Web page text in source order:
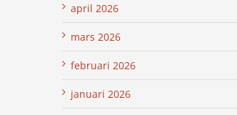
april 2026
mars 2026
februari 2026
januari 2026